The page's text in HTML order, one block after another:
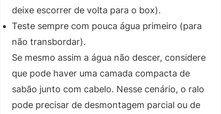
deixe escorrer de volta para o box).
Teste sempre com pouca água primeiro (para
não transbordar).
Se mesmo assim a água não descer, considere
que pode haver uma camada compacta de
sabão junto com cabelo. Nesse cenário, o ralo
pode precisar de desmontagem parcial ou de